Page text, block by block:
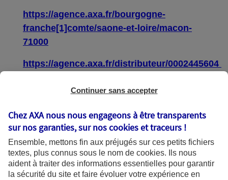
https://agence.axa.fr/bourgogne-
franche[1]comte/saone-et-loire/macon-
71000
https://agence.axa.fr/distributeur/0002445604
https://agence.axa.fr/distributeur/0004587904
État de conformité
Les pages web :
Continuer sans accepter
Chez AXA nous nous engageons à être transparents
sur nos garanties, sur noscookies et traceurs !
Ensemble, mettons fin aux préjugés sur ces petits fichiers
textes, plus connus sous le nom de cookies. Ils nous
aident à traiter des informations essentielles pour garantir
la sécurité du site et faire évoluer votre expérience en